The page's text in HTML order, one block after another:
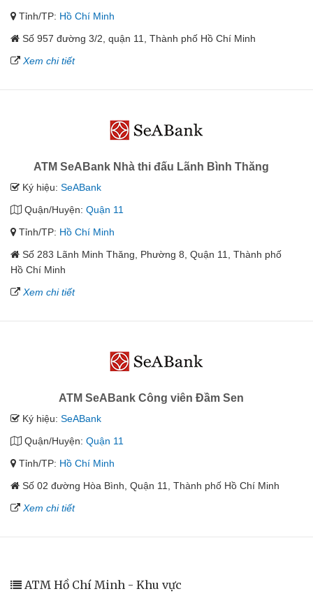
Tỉnh/TP: Hồ Chí Minh
Số 957 đường 3/2, quận 11, Thành phố Hồ Chí Minh
Xem chi tiết
ATM SeABank Nhà thi đấu Lãnh Bình Thăng
Ký hiệu: SeABank
Quận/Huyện: Quận 11
Tỉnh/TP: Hồ Chí Minh
Số 283 Lãnh Minh Thăng, Phường 8, Quận 11, Thành phố
Hồ Chí Minh
Xem chi tiết
ATM SeABank Công viên Đầm Sen
Ký hiệu: SeABank
Quận/Huyện: Quận 11
Tỉnh/TP: Hồ Chí Minh
Số 02 đường Hòa Bình, Quận 11, Thành phố Hồ Chí Minh
Xem chi tiết
ATM Hồ Chí Minh - Khu vực